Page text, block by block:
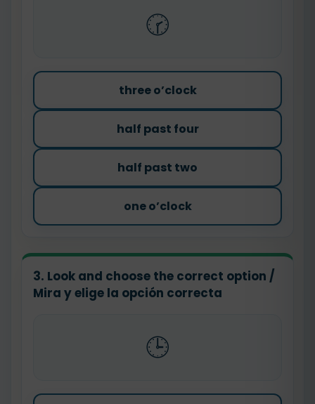
🕝
three o’clock
half past four
half past two
one o’clock
3. Look and choose the correct option /
Mira y elige la opción correcta
🕒